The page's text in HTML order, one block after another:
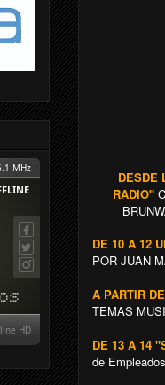
DESDE
RADIO"
DE 10 A 12
POR JUAN
A PARTIR
TEMAS
DE 13 A 14
de